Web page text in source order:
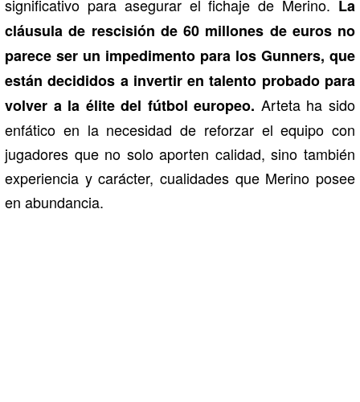
significativo para asegurar el fichaje de Merino. La
cláusula de rescisión de 60 millones de euros no
parece ser un impedimento para los Gunners, que
están decididos a invertir en talento probado para
volver a la élite del fútbol europeo. Arteta ha sido
enfático en la necesidad de reforzar el equipo con
jugadores que no solo aporten calidad, sino también
experiencia y carácter, cualidades que Merino posee
en abundancia.